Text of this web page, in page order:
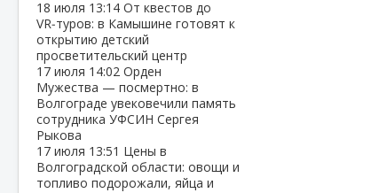
18 июля 13:14 От квестов до
VR‑туров: в Камышине готовят к
открытию детский
просветительский центр
17 июля 14:02 Орден
Мужества — посмертно: в
Волгограде увековечили память
сотрудника УФСИН Сергея
Рыкова
17 июля 13:51 Цены в
Волгоградской области: овощи и
топливо подорожали, яйца и